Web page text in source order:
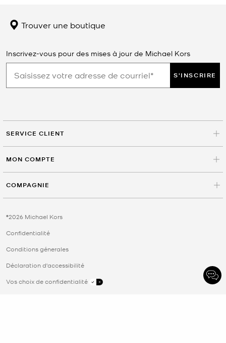
Trouver une boutique
Inscrivez-vous pour des mises à jour de Michael Kors
S'INSCRIRE
SERVICE CLIENT
MON COMPTE
COMPAGNIE
©2026 Michael Kors
Confidentialité
Conditions génerales
Déclaration d'accessibilité
Vos choix de confidentialité